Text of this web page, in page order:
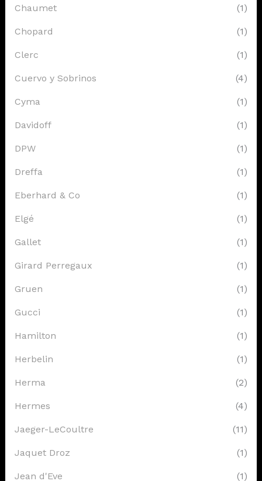
Chaumet (1)
Chopard (1)
Clerc (1)
Cuervo y Sobrinos (4)
Cyma (1)
Davidoff (1)
DPW (1)
Dreffa (1)
Eberhard & Co (1)
Elgé (1)
Gallet (1)
Girard Perregaux (1)
Gruen (1)
Gucci (1)
Hamilton (1)
Herbelin (1)
Herma (2)
Hermes (4)
Jaeger-LeCoultre (11)
Jaquet Droz (1)
Jean d'Eve (1)